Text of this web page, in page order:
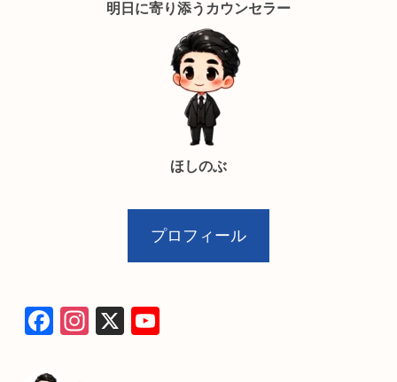
明日に寄り添うカウンセラー
ほしのぶ
プロフィール
F
In
X